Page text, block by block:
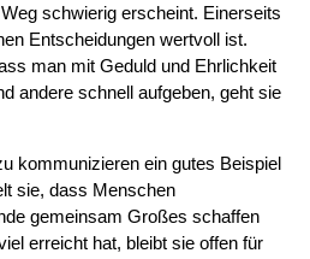
schwierig erscheint. Einerseits
Entscheidungen wertvoll ist.
man mit Geduld und Ehrlichkeit
andere schnell aufgeben, geht sie
kommunizieren ein gutes Beispiel
sie, dass Menschen
gemeinsam Großes schaffen
erreicht hat, bleibt sie offen für